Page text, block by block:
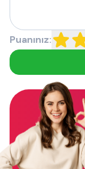
Puanınız: